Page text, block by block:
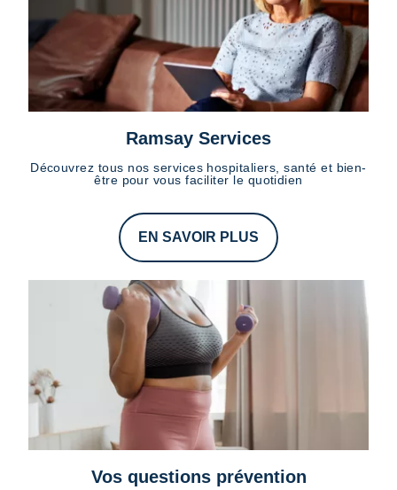
Ramsay Services
Découvrez tous nos services hospitaliers, santé et bien-
être pour vous faciliter le quotidien
EN SAVOIR PLUS
Vos questions prévention